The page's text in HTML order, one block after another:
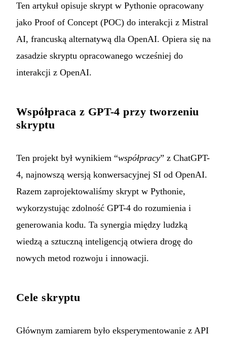
Ten artykuł opisuje skrypt w Pythonie opracowany
jako Proof of Concept (POC) do interakcji z Mistral
AI, francuską alternatywą dla OpenAI. Opiera się na
zasadzie skryptu opracowanego wcześniej do
interakcji z OpenAI.
Współpraca z GPT-4 przy tworzeniu
skryptu
Ten projekt był wynikiem “współpracy” z ChatGPT-
4, najnowszą wersją konwersacyjnej SI od OpenAI.
Razem zaprojektowaliśmy skrypt w Pythonie,
wykorzystując zdolność GPT-4 do rozumienia i
generowania kodu. Ta synergia między ludzką
wiedzą a sztuczną inteligencją otwiera drogę do
nowych metod rozwoju i innowacji.
Cele skryptu
Głównym zamiarem było eksperymentowanie z API